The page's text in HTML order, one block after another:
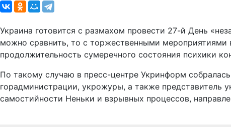
Украина готовится с размахом провести 27-й День
можно сравнить, то с торжественными мероприятиями
продолжительность сумеречного состояния психики
По такому случаю в пресс-центре Укринформ
горадминистрации, укрожуры, а также представитель
самостийности Неньки и взрывных процессов,